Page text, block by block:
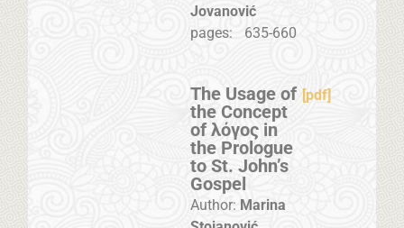
Jovanović
pages:
635-660
Тhe Usage of
the Concept
of λόγος in
the Prologue
to St. John’s
Gospel
[pdf]
Author: Marina